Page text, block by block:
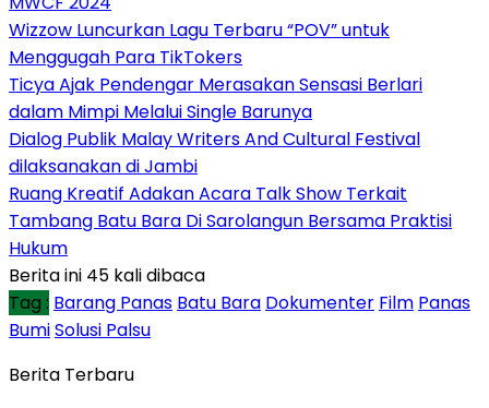
Wizzow Luncurkan Lagu Terbaru “POV” untuk
Menggugah Para TikTokers
Ticya Ajak Pendengar Merasakan Sensasi Berlari
dalam Mimpi Melalui Single Barunya
Dialog Publik Malay Writers And Cultural Festival
dilaksanakan di Jambi
Ruang Kreatif Adakan Acara Talk Show Terkait
Tambang Batu Bara Di Sarolangun Bersama Praktisi
Hukum
Berita ini 45 kali dibaca
Tag : Barang Panas Batu Bara Dokumenter Film Panas
BumiSolusi Palsu
Berita Terbaru